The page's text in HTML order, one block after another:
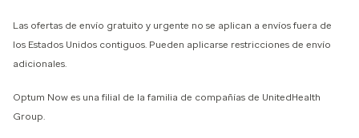
Las ofertas de envío gratuito y urgente no se aplican a envíos fuera de
los Estados Unidos contiguos. Pueden aplicarse restricciones de envío
adicionales.
Optum Now es una filial de la familia de compañías de UnitedHealth
Group.